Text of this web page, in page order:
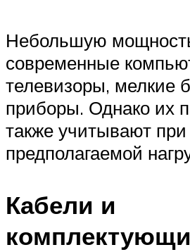
Небольшую
современные
телевизоры, мелкие
приборы. Однако их
также учитывают
предполагаемой
Кабели и